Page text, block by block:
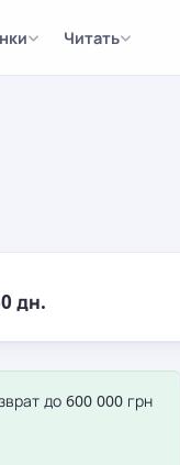
Читать
дн.
до 600 000 грн